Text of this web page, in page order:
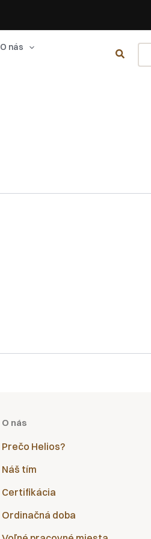
O nás
O nás
Prečo Helios?
Náš tím
Certifikácia
Ordinačná doba